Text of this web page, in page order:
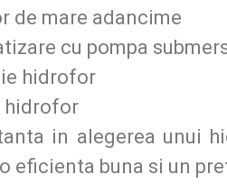
de mare adancime
cu pompa
hidrofor
hidrofor
in alegerea unui
eficienta buna si un